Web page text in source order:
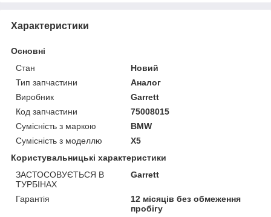
Характеристики
Основні
Стан
Новий
Тип запчастини
Аналог
Виробник
Garrett
Код запчастини
75008015
Сумісність з маркою
BMW
Сумісність з моделлю
X5
Користувальницькі характеристики
ЗАСТОСОВУЄТЬСЯ В
ТУРБІНАХ
Garrett
Гарантія
12 місяців без обмеження
пробігу